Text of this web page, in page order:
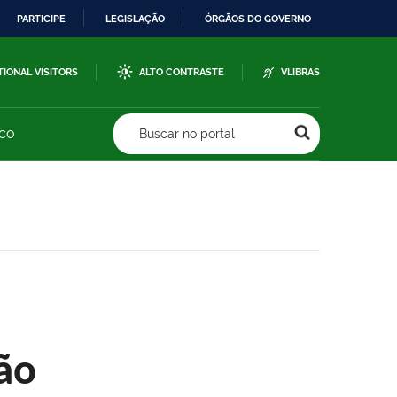
PARTICIPE LEGISLAÇÃO ÓRGÃOS DO GOVERNO
VISITORS ALTO CONTRASTE VLIBRAS
Buscar no portal